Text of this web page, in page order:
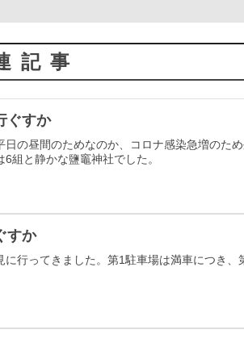
記事
ぐすか
日の昼間のためなのか、コロナ感染急増のた
組と静かな鹽竈神社でした。
すか
に行ってきました。第1駐車場は満車につき、